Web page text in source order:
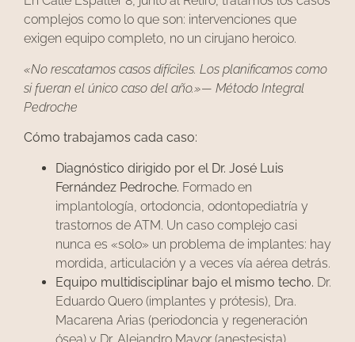
complejos como lo que son: intervenciones que
exigen equipo completo, no un cirujano heroico.
«No rescatamos casos difíciles. Los planificamos como
si fueran el único caso del año.»— Método Integral
Pedroche
Cómo trabajamos cada caso:
Diagnóstico dirigido por el Dr. José Luis
Fernández Pedroche. Formado en
implantología, ortodoncia, odontopediatría y
trastornos de ATM. Un caso complejo casi
nunca es «solo» un problema de implantes: hay
mordida, articulación y a veces vía aérea detrás.
Equipo multidisciplinar bajo el mismo techo. Dr.
Eduardo Quero (implantes y prótesis), Dra.
Macarena Arias (periodoncia y regeneración
ósea) y Dr. Alejandro Mayor (anestesista)